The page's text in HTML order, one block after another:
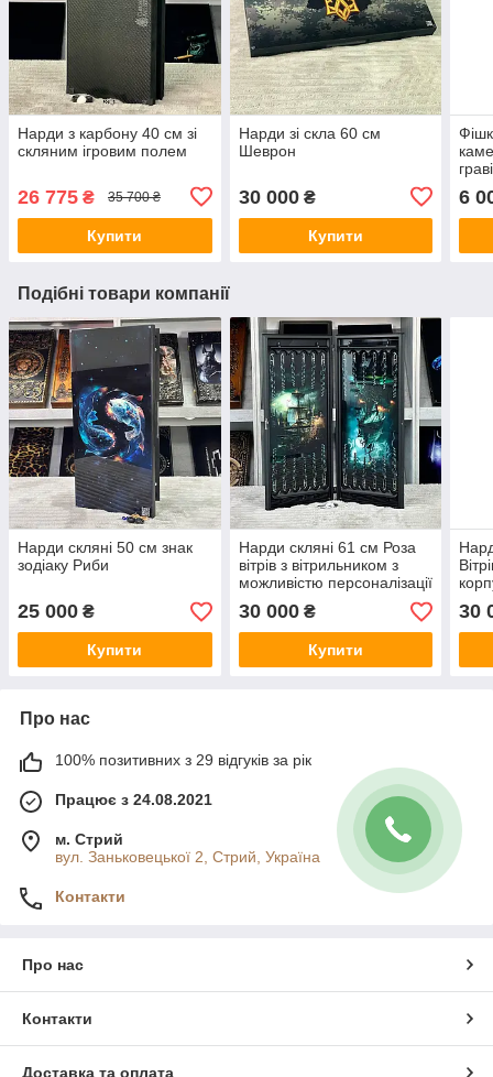
Нарди з карбону 40 см зі
скляним ігровим полем
26 775 ₴ 35 700 ₴
Купити
Нарди зі скла 60 см
Шеврон
30 000₴
Купити
6
Подібні товари компанії
Нарди скляні 50 см знак
зодіаку Риби
25 000 ₴
Купити
Нарди скляні 61 см Роза
вітрів з вітрильником з
можливістю персоналізації
30 000₴
Купити
30
Про нас
100% позитивних з 29 відгуків за рік
Працює з 24.08.2021
м. Стрий
вул. Заньковецької 2, Стрий, Україна
Контакти
Про нас
Контакти
Доставка та оплата